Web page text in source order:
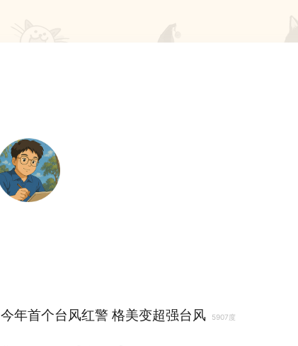
今年首个台风红警 格美变超强台风 5907度